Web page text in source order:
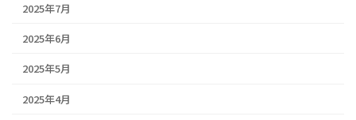
2025年7月
2025年6月
2025年5月
2025年4月